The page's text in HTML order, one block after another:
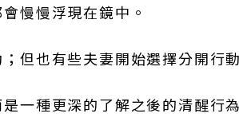
慢慢浮現在鏡中。
但也有些夫妻開始選擇分開行
一種更深的了解之後的清醒行